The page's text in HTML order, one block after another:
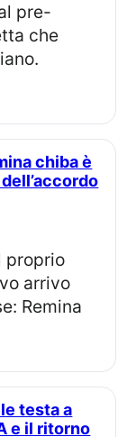
che
arrivo
Remina
e il ritorno